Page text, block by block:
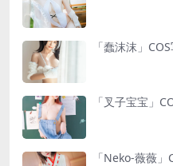
「蠢沫沫」
「叉子宝宝」
「Neko-薇薇